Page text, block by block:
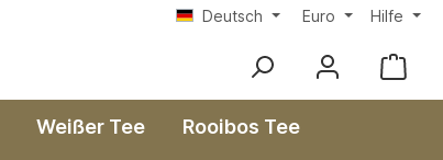
Deutsch Euro Hilfe
Weißer Tee Rooibos Tee